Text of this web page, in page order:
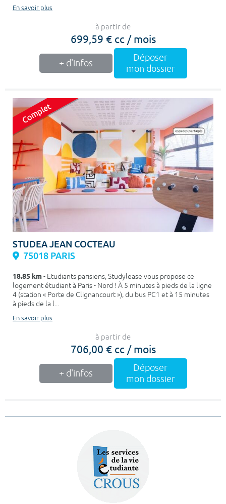
En savoir plus
à partir de
699,59 € cc / mois
+ d'infos
Déposer
mon dossier
STUDEA JEAN COCTEAU
75018 PARIS
18.85 km- Etudiants parisiens, Studylease vous propose ce
logement étudiant à Paris - Nord ! À 5 minutes à pieds de la ligne
4 (station « Porte de Clignancourt »), du bus PC1 et à 15 minutes
à pieds de la l...
En savoir plus
à partir de
706,00 € cc / mois
+ d'infos
Déposer
mon dossier